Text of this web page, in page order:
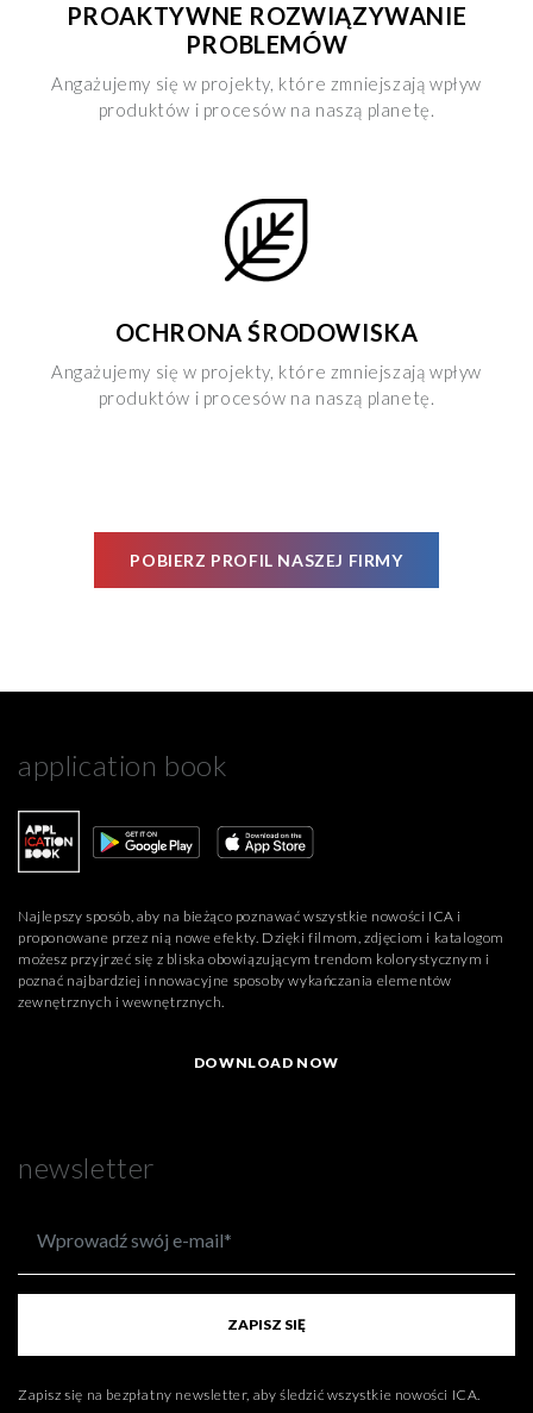
PROAKTYWNE ROZWIĄZYWANIE
PROBLEMÓW
Angażujemy się w projekty, które zmniejszają wpływ
produktów i procesów na naszą planetę.
OCHRONA ŚRODOWISKA
Angażujemy się w projekty, które zmniejszają wpływ
produktów i procesów na naszą planetę.
POBIERZ PROFIL NASZEJ FIRMY
application book
Najlepszy sposób, aby na bieżąco poznawać wszystkie nowości ICA i
proponowane przez nią nowe efekty. Dzięki filmom, zdjęciom i katalogom
możesz przyjrzeć się z bliska obowiązującym trendom kolorystycznym i
poznać najbardziej innowacyjne sposoby wykańczania elementów
zewnętrznych i wewnętrznych.
DOWNLOAD NOW
newsletter
ZAPISZ SIĘ
Zapisz się na bezpłatny newsletter, aby śledzić wszystkie nowości ICA.